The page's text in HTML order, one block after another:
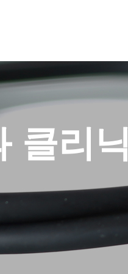
클리닉